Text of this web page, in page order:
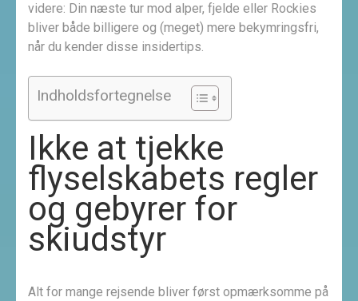
videre: Din næste tur mod alper, fjelde eller Rockies
bliver både billigere og (meget) mere bekymringsfri,
når du kender disse insider­tips.
Indholdsfortegnelse
Ikke at tjekke
flyselskabets regler
og gebyrer for
skiudstyr
Alt for mange rejsende bliver først opmærksomme på